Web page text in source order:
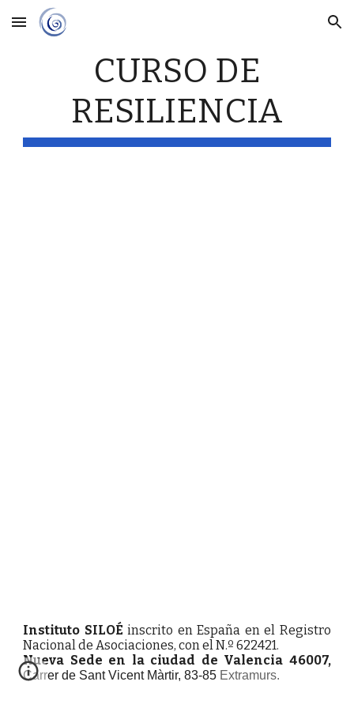
Skip to main content Skip to navigation
CURSO DE
RESILIENCIA
Instituto SILOÉ inscrito en España en el Registro
Nacional de Asociaciones, con el N.º 622421.
Nueva Sede en la ciudad de Valencia 46007,
Carrer de Sant Vicent Màrtir, 83-85 Extramurs.